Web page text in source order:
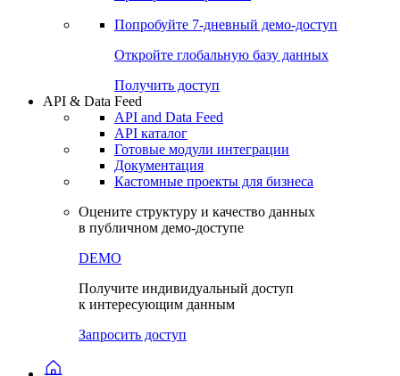
Чат
Проверка контрагента
Попробуйте7-дневный
Откройте глобальную базу данных
Получить доступ
API & Data Feed
API and Data Feed
Готовые модули интеграции
Документация
в публичном демо-доступе